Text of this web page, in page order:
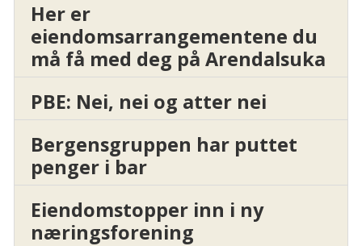
Her er
eiendomsarrangementene du
må få med deg på Arendalsuka
PBE: Nei, nei og atter nei
Bergensgruppen har puttet
penger i bar
Eiendomstopper inn i ny
næringsforening